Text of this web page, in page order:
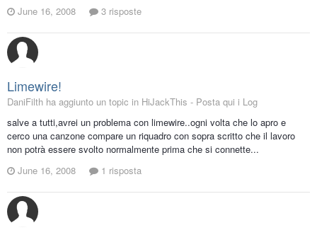
June 16, 2008
3 risposte
Limewire!
DaniFilth ha aggiunto un topic in HiJackThis - Posta qui i Log
salve a tutti,avrei un problema con limewire..ogni volta che lo apro e
cerco una canzone compare un riquadro con sopra scritto che il lavoro
non potrà essere svolto normalmente prima che si connette...
June 16, 2008
1 risposta